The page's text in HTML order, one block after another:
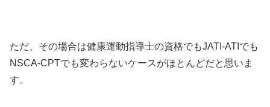
ただ、その場合は健康運動指導士の資格でもJATI-ATIでも
NSCA-CPTでも変わらないケースがほとんどだと思いま
す。